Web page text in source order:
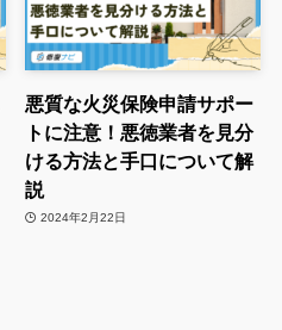
悪質な火災保険申請サポー
トに注意！悪徳業者を見分
ける方法と手口について解
説
2024年2月22日